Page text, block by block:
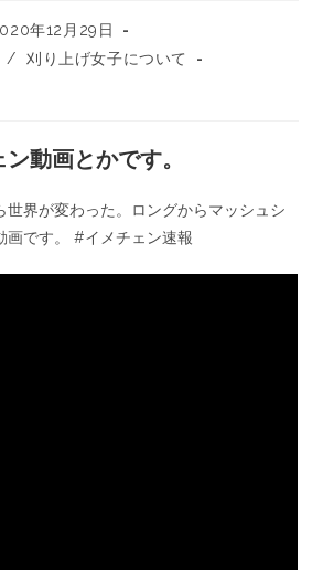
年12月29日
/
刈り上げ女子について
動画とかです。
世界が変わった。ロングからマッシュシ
画です。 #イメチェン速報